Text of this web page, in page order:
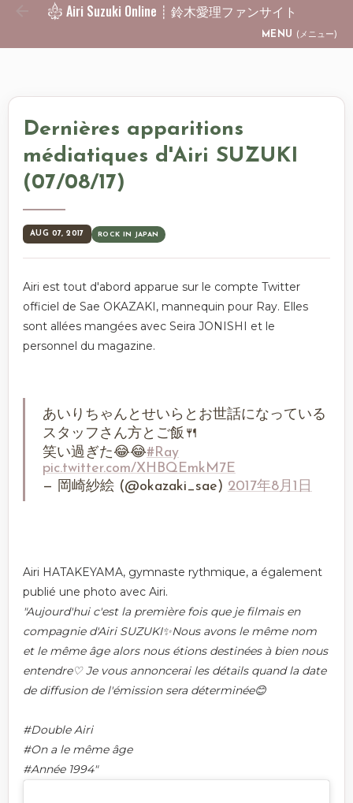
Skip to main content
Airi Suzuki Online ┊ 鈴木愛理ファンサイト
MENU (メニュー)
Dernières apparitions
médiatiques d'Airi SUZUKI
(07/08/17)
AUG 07, 2017 ROCK IN JAPAN
Airi est tout d'abord apparue sur le compte Twitter
officiel de Sae OKAZAKI, mannequin pour Ray. Elles
sont allées mangées avec Seira JONISHI et le
personnel du magazine.
あいりちゃんとせいらとお世話になっている
スタッフさん方とご飯🍴
笑い過ぎた😂😂#Ray
pic.twitter.com/XHBQEmkM7E
— 岡崎紗絵 (@okazaki_sae) 2017年8月1日
Airi HATAKEYAMA, gymnaste rythmique, a également
publié une photo avec Airi.
"Aujourd'hui c'est la première fois que je filmais en
compagnie d'Airi SUZUKI✨Nous avons le même nom
et le même âge alors nous étions destinées à bien nous
entendre♡ Je vous annoncerai les détails quand la date
de diffusion de l'émission sera déterminée😊
#Double Airi
#On a le même âge
#Année 1994"